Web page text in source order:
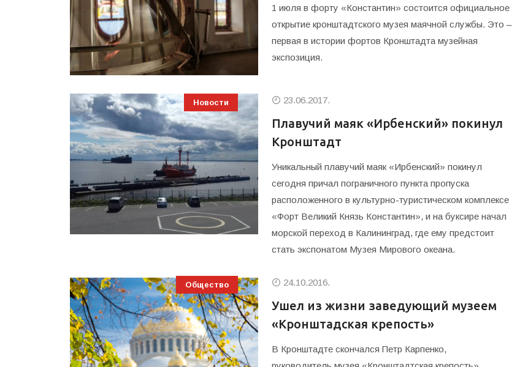
1 июля в форту «Константин» состоится официальное
открытие кронштадтского музея маячной службы. Это –
первая в истории фортов Кронштадта музейная
экспозиция.
Новости 23.06.2017.
Плавучий маяк «Ирбенский» покинул
Кронштадт
Уникальный плавучий маяк «Ирбенский» покинул
сегодня причал пограничного пункта пропуска
расположенного в культурно-туристическом комплексе
«Форт Великий Князь Константин», и на буксире начал
морской переход в Калининград, где ему предстоит
стать экспонатом Музея Мирового океана.
Общество 24.10.2016.
Ушел из жизни заведующий музеем
«Кронштадская крепость»
В Кронштадте скончался Петр Карпенко,